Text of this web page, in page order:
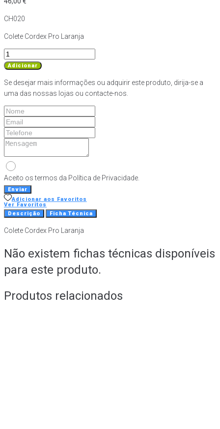
CH020
Colete Cordex Pro Laranja
Quantidade
de
Cordex
Pro
Laranja
Adicionar
Se desejar mais informações ou adquirir este produto, dirija-se a
uma das nossas lojas ou contacte-nos.
Aceito os termos da Política de Privacidade.
Enviar
Adicionar aos Favoritos
Ver Favoritos
Descrição
Ficha Técnica
Colete Cordex Pro Laranja
Não existem fichas técnicas disponíveis
para este produto.
Produtos relacionados